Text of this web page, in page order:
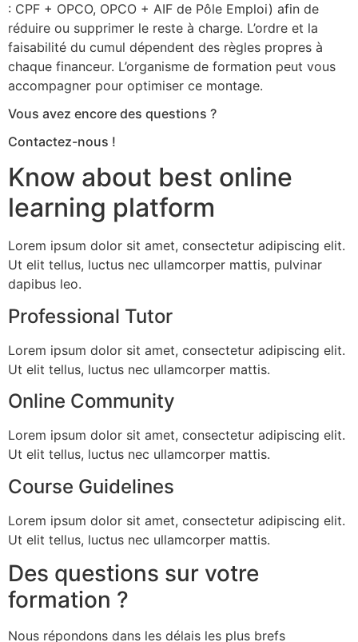
: CPF + OPCO, OPCO + AIF de Pôle Emploi) afin de
réduire ou supprimer le reste à charge. L’ordre et la
faisabilité du cumul dépendent des règles propres à
chaque financeur. L’organisme de formation peut vous
accompagner pour optimiser ce montage.
Vous avez encore des questions ?
Contactez-nous !
Know about best online
learning platform
Lorem ipsum dolor sit amet, consectetur adipiscing elit.
Ut elit tellus, luctus nec ullamcorper mattis, pulvinar
dapibus leo.
Professional Tutor
Lorem ipsum dolor sit amet, consectetur adipiscing elit.
Ut elit tellus, luctus nec ullamcorper mattis.
Online Community
Lorem ipsum dolor sit amet, consectetur adipiscing elit.
Ut elit tellus, luctus nec ullamcorper mattis.
Course Guidelines
Lorem ipsum dolor sit amet, consectetur adipiscing elit.
Ut elit tellus, luctus nec ullamcorper mattis.
Des questions sur votre
formation ?
Nous répondons dans les délais les plus brefs